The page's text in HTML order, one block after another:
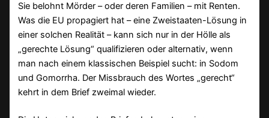
Sie belohnt Mörder – oder deren Familien – mit Renten.
Was die EU propagiert hat – eine Zweistaaten-Lösung in
einer solchen Realität – kann sich nur in der Hölle als
„gerechte Lösung“ qualifizieren oder alternativ, wenn
man nach einem klassischen Beispiel sucht: in Sodom
und Gomorrha. Der Missbrauch des Wortes „gerecht“
kehrt in dem Brief zweimal wieder.